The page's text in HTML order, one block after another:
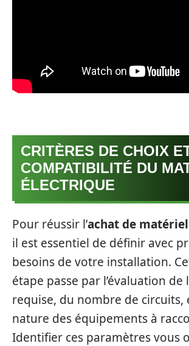
CRITÈRES DE CHOIX
COMPATIBILITÉ DU
ÉLECTRIQUE
Pour réussir l’achat de
il est essentiel de définir avec
besoins de votre installation.
étape passe par l’évaluation de
requise, du nombre de circuits,
nature des équipements à
Identifier ces paramètres vous